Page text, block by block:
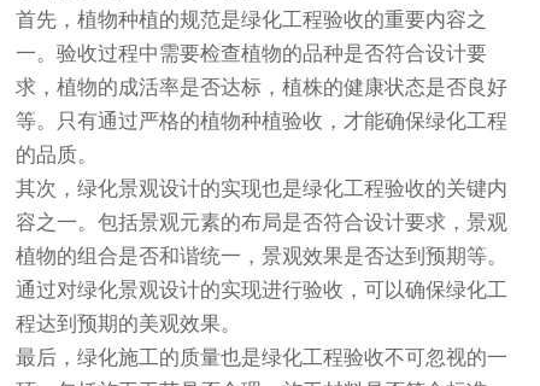
首先，植物种植的规范是绿化工程验收的重要内容之
一。验收过程中需要检查植物的品种是否符合设计要
求，植物的成活率是否达标，植株的健康状态是否良好
等。只有通过严格的植物种植验收，才能确保绿化工程
的品质。
其次，绿化景观设计的实现也是绿化工程验收的关键内
容之一。包括景观元素的布局是否符合设计要求，景观
植物的组合是否和谐统一，景观效果是否达到预期等。
通过对绿化景观设计的实现进行验收，可以确保绿化工
程达到预期的美观效果。
最后，绿化施工的质量也是绿化工程验收不可忽视的一